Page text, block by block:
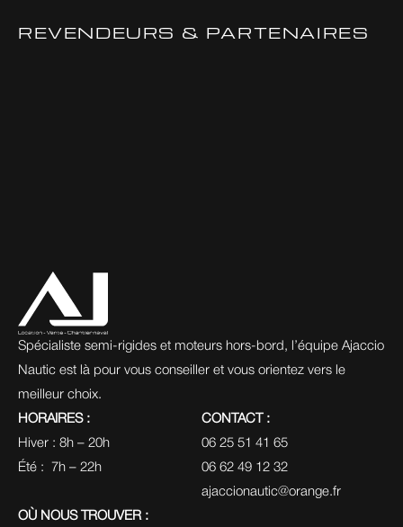
REVENDEURS & PARTENAIRES
Spécialiste semi-rigides et moteurs hors-bord, l’équipe Ajaccio
Nautic est là pour vous conseiller et vous orientez vers le
meilleur choix.
HORAIRES :
Hiver : 8h – 20h
Été :  7h – 22h
CONTACT :
06 25 51 41 65
06 62 49 12 32
ajaccionautic@orange.fr
OÙ NOUS TROUVER :